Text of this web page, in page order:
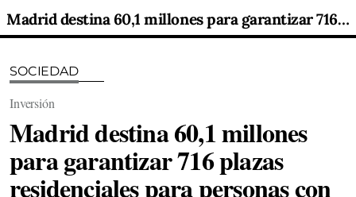
Madrid destina 60,1 millones para garantizar 716 plazas residenciales para personas con enfermedad mental grave
SOCIEDAD
Inversión
Madrid destina 60,1 millones
para garantizar 716 plazas
residenciales para personas con